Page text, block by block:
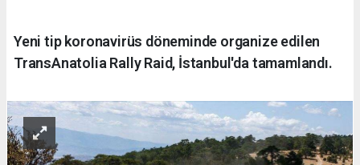
Yeni tip koronavirüs döneminde organize edilen
TransAnatolia Rally Raid, İstanbul'da tamamlandı.